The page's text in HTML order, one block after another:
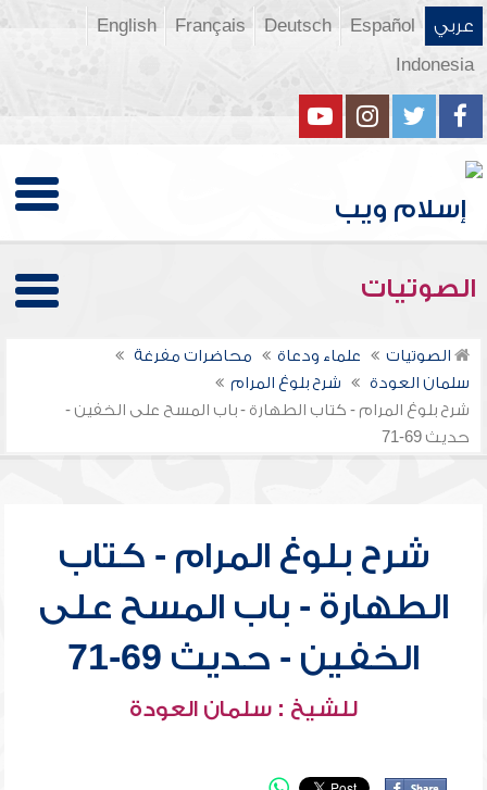
عربي Español
Deutsch
Français
English
Indonesia
الصوتيات
الصوتيات علماء ودعاة
محاضرات مفرغة
سلمان العودة
شرح بلوغ المرام
شرح بلوغ المرام - كتاب الطهارة - باب المسح على الخفين -
حديث 69-71
شرح بلوغ المرام - كتاب
الطهارة - باب المسح على
الخفين - حديث 69-71
للشيخ : سلمان العودة